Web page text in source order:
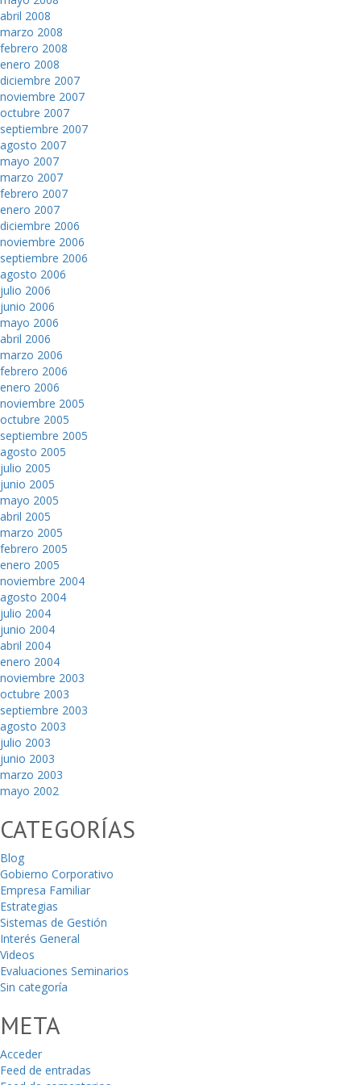
abril 2008
marzo 2008
febrero 2008
enero 2008
diciembre 2007
noviembre 2007
octubre 2007
septiembre 2007
agosto 2007
mayo 2007
marzo 2007
febrero 2007
enero 2007
diciembre 2006
noviembre 2006
septiembre 2006
agosto 2006
julio 2006
junio 2006
mayo 2006
abril 2006
marzo 2006
febrero 2006
enero 2006
noviembre 2005
octubre 2005
septiembre 2005
agosto 2005
julio 2005
junio 2005
mayo 2005
abril 2005
marzo 2005
febrero 2005
enero 2005
noviembre 2004
agosto 2004
julio 2004
junio 2004
abril 2004
enero 2004
noviembre 2003
octubre 2003
septiembre 2003
agosto 2003
julio 2003
junio 2003
marzo 2003
mayo 2002
CATEGORÍAS
Blog
Gobierno Corporativo
Empresa Familiar
Estrategias
Sistemas de Gestión
Interés General
Videos
Evaluaciones Seminarios
Sin categoría
META
Acceder
Feed de entradas